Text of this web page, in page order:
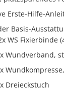
Erste-Hilfe-
Basis-
WS Fixierbinde
Wundverband,
Dreieckstuch